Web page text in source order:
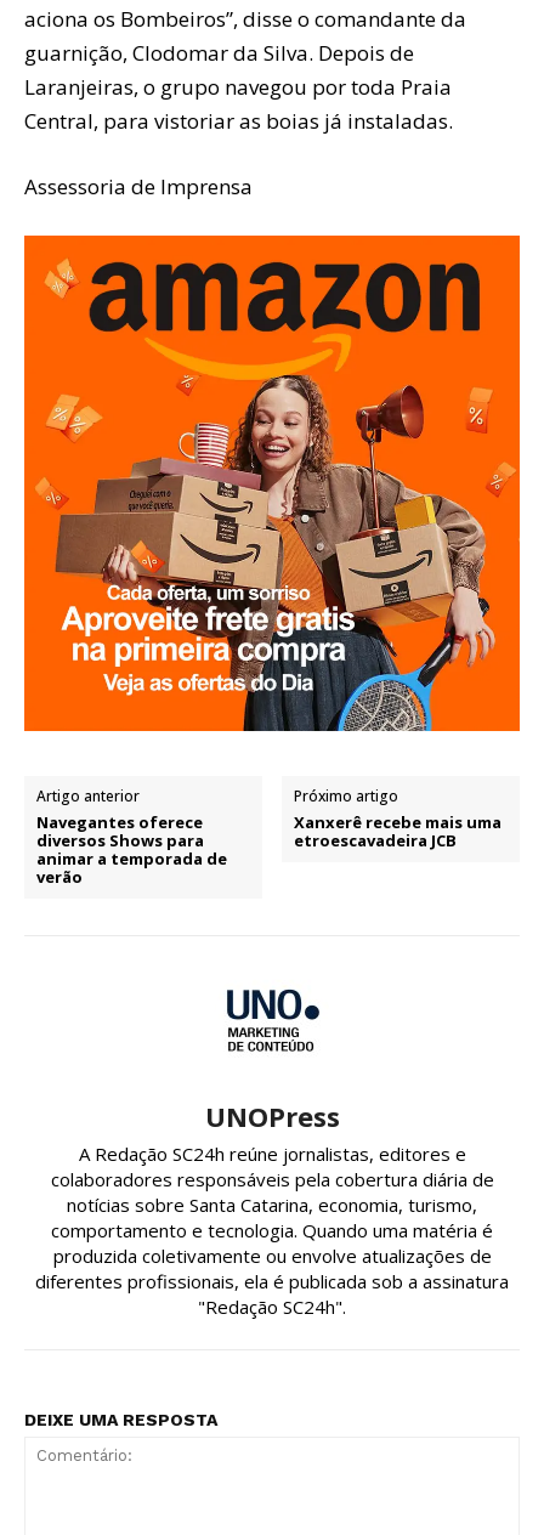
aciona os Bombeiros”, disse o comandante da
guarnição, Clodomar da Silva. Depois de
Laranjeiras, o grupo navegou por toda Praia
Central, para vistoriar as boias já instaladas.
Assessoria de Imprensa
Artigo anterior
Navegantes oferece
diversos Shows para
animar a temporada de
verão
Próximo artigo
Xanxerê recebe mais uma
etroescavadeira JCB
UNOPress
A Redação SC24h reúne jornalistas, editores e
colaboradores responsáveis pela cobertura diária de
notícias sobre Santa Catarina, economia, turismo,
comportamento e tecnologia. Quando uma matéria é
produzida coletivamente ou envolve atualizações de
diferentes profissionais, ela é publicada sob a assinatura
"Redação SC24h".
DEIXE UMA RESPOSTA